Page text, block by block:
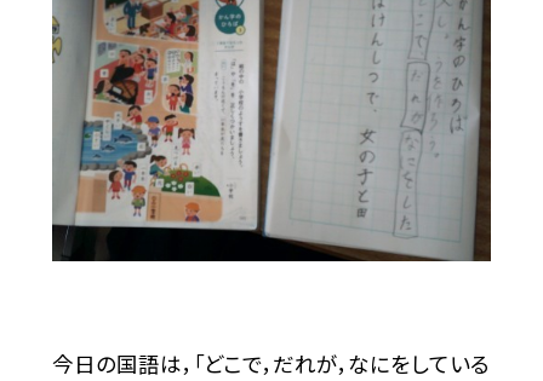
今日の国語は，「どこで，だれが，なにをしている